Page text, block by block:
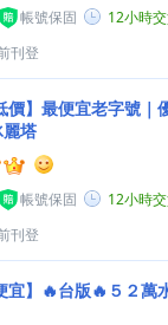
帳號保固
12小時
刊登
價】最便宜老字號｜
塔
帳號保固
12小時
刊登
宜】🔥台版🔥５２